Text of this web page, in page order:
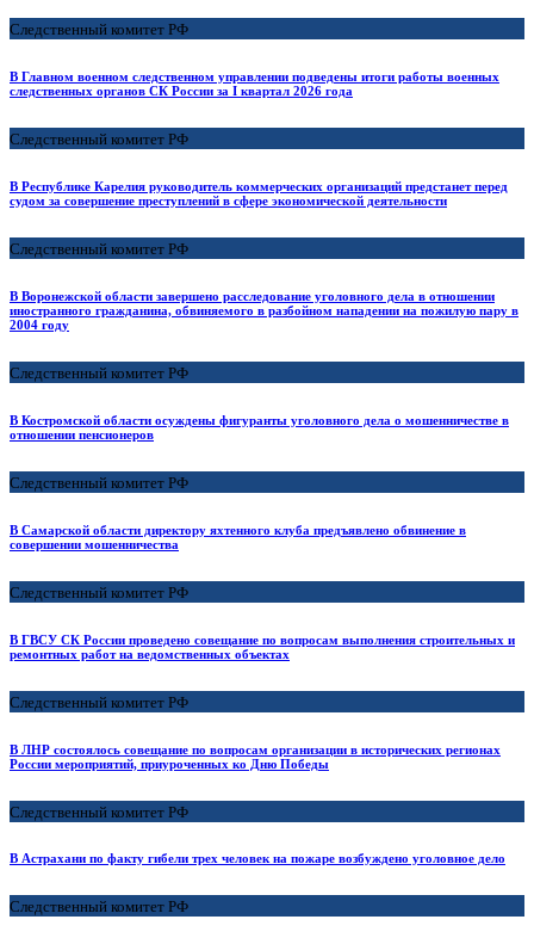
Следственный комитет РФ
В Главном военном следственном управлении подведены итоги работы военных
следственных органов СК России за I квартал 2026 года
Следственный комитет РФ
В Республике Карелия руководитель коммерческих организаций предстанет перед
судом за совершение преступлений в сфере экономической деятельности
Следственный комитет РФ
В Воронежской области завершено расследование уголовного дела в отношении
иностранного гражданина, обвиняемого в разбойном нападении на пожилую пару в
2004 году
Следственный комитет РФ
В Костромской области осуждены фигуранты уголовного дела о мошенничестве в
отношении пенсионеров
Следственный комитет РФ
В Самарской области директору яхтенного клуба предъявлено обвинение в
совершении мошенничества
Следственный комитет РФ
В ГВСУ СК России проведено совещание по вопросам выполнения строительных и
ремонтных работ на ведомственных объектах
Следственный комитет РФ
В ЛНР состоялось совещание по вопросам организации в исторических регионах
России мероприятий, приуроченных ко Дню Победы
Следственный комитет РФ
В Астрахани по факту гибели трех человек на пожаре возбуждено уголовное дело
Следственный комитет РФ